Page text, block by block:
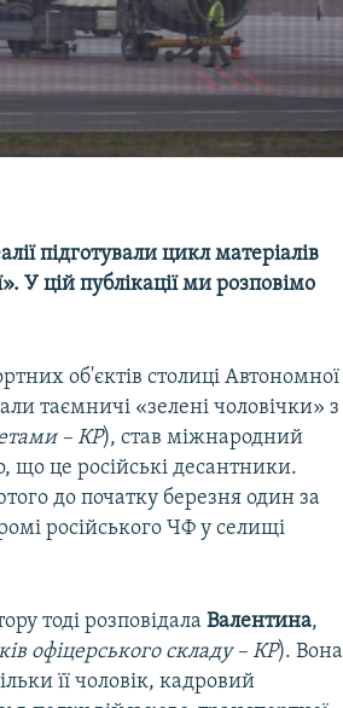
підготували цикл матеріалів
У цій публікації ми розповімо
об'єктів столиці Автономної
таємничі «зелені чоловічки» з
– КР), став міжнародний
що це російські десантники.
до початку березня один за
російського ЧФ у селищі
тоді розповідалаВалентина,
офіцерського складу – КР). Вона
її чоловік, кадровий